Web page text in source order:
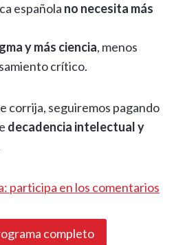
española no necesita más
y más ciencia, menos
crítico.
corrija, seguiremos pagando
decadencia intelectual y
participa en los comentarios
completo